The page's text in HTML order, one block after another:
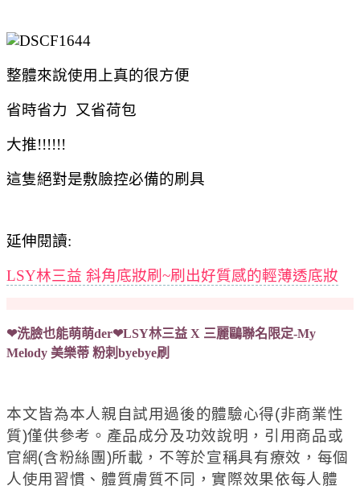
整體來說使用上真的很方便
省時省力 又省荷包
大推!!!!!!
這隻絕對是敷臉控必備的刷具
延伸閱讀:
LSY林三益 斜角底妝刷~刷出好質感的輕薄透底妝
❤洗臉也能萌萌der❤LSY林三益 X 三麗鷗聯名限定-My
Melody 美樂蒂 粉刺byebye刷
本文皆為本人親自試用過後的體驗心得(非商業性
質)僅供參考。產品成分及功效說明，引用商品或
官網(含粉絲團)所載，不等於宣稱具有療效，每個
人使用習慣、體質膚質不同，實際效果依每人體